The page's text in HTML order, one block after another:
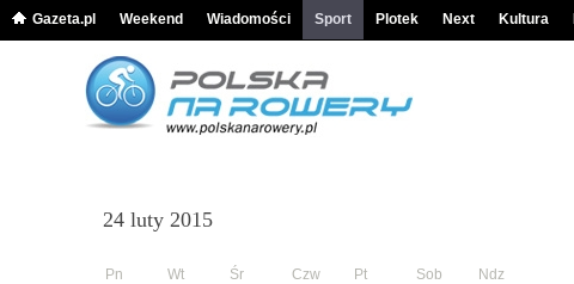
Gazeta.pl Weekend Wiadomości Sport Plotek Next Kultura
24 luty 2015
Pn Wt Śr Czw Pt Sob Ndz